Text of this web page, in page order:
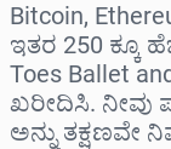
Bitcoin,
ಇತರ 250 ಕ್ಕೂ
Toes Ballet
ಖರೀದಿಸಿ.
ಅನ್ನು